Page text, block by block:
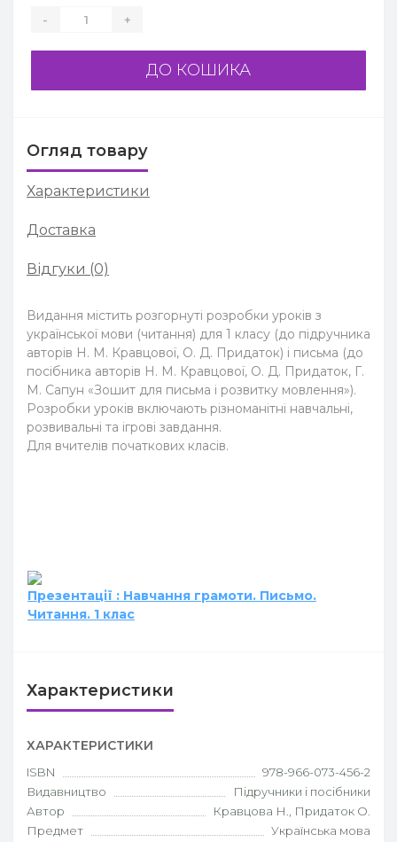
- +
ДО КОШИКА
Огляд товару
Характеристики
Доставка
Відгуки (0)
Видання містить розгорнуті розробки уроків з
української мови (читання) для 1 класу (до підручника
авторів Н. М. Кравцової, О. Д. Придаток) і письма (до
посібника авторів Н. М. Кравцової, О. Д. Придаток, Г.
М. Сапун «Зошит для письма і розвитку мовлення»).
Розробки уроків включають різноманітні навчальні,
розвивальні та ігрові завдання.
Для вчителів початкових класів.
Презентації : Навчання грамоти. Письмо.
Читання. 1 клас
Характеристики
ХАРАКТЕРИСТИКИ
ISBN
978-966-073-456-2
Видавництво
Підручники і посібники
Автор
Кравцова Н., Придаток О.
Предмет
Українська мова